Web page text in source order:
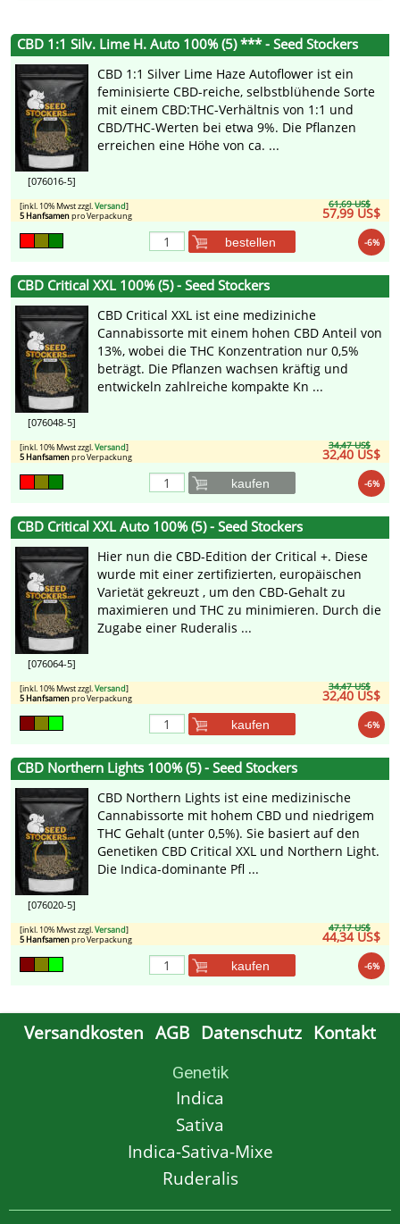
CBD 1:1 Silv. Lime H. Auto 100% (5) *** - Seed Stockers
[076016-5]
CBD 1:1 Silver Lime Haze Autoflower ist ein
feminisierte CBD-reiche, selbstblühende Sorte
mit einem CBD:THC-Verhältnis von 1:1 und
CBD/THC-Werten bei etwa 9%. Die Pflanzen
erreichen eine Höhe von ca. ...
61,69 US$
57,99 US$
[inkl. 10% Mwst zzgl.Versand]
5 Hanfsamenpro Verpackung
-6%
bestellen
CBD Critical XXL 100% (5) - Seed Stockers
[076048-5]
CBD Critical XXL ist eine mediziniche
Cannabissorte mit einem hohen CBD Anteil von
13%, wobei die THC Konzentration nur 0,5%
beträgt. Die Pflanzen wachsen kräftig und
entwickeln zahlreiche kompakte Kn ...
34,47 US$
32,40 US$
[inkl. 10% Mwst zzgl.Versand]
5 Hanfsamenpro Verpackung
-6%
kaufen
CBD Critical XXL Auto 100% (5) - Seed Stockers
[076064-5]
Hier nun die CBD-Edition der Critical +. Diese
wurde mit einer zertifizierten, europäischen
Varietät gekreuzt , um den CBD-Gehalt zu
maximieren und THC zu minimieren. Durch die
Zugabe einer Ruderalis ...
34,47 US$
32,40 US$
[inkl. 10% Mwst zzgl.Versand]
5 Hanfsamenpro Verpackung
-6%
kaufen
CBD Northern Lights 100% (5) - Seed Stockers
[076020-5]
CBD Northern Lights ist eine medizinische
Cannabissorte mit hohem CBD und niedrigem
THC Gehalt (unter 0,5%). Sie basiert auf den
Genetiken CBD Critical XXL und Northern Light.
Die Indica-dominante Pfl ...
47,17 US$
44,34 US$
[inkl. 10% Mwst zzgl.Versand]
5 Hanfsamenpro Verpackung
-6%
kaufen
Versandkosten AGB Datenschutz Kontakt
Genetik
Indica
Sativa
Indica-Sativa-Mixe
Ruderalis